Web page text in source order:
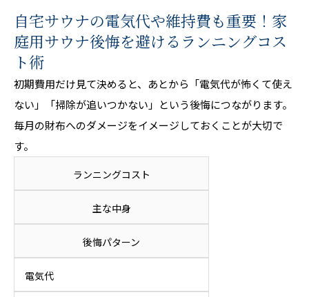
自宅サウナの電気代や維持費も重要！家
庭用サウナ後悔を避けるランニングコス
ト術
初期費用だけ見て決めると、あとから「電気代が怖くて使え
ない」「掃除が追いつかない」という後悔につながります。
毎月の財布へのダメージをイメージしておくことが大切で
す。
ランニングコスト
主な中身
後悔パターン
電気代